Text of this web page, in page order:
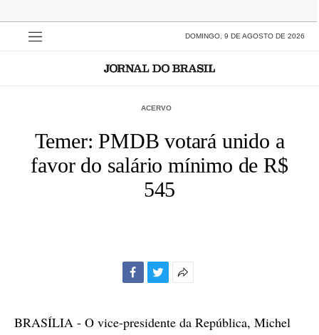
DOMINGO, 9 DE AGOSTO DE 2026
ACERVO
Temer: PMDB votará unido a
favor do salário mínimo de R$
545
compartilhamento
BRASÍLIA - O vice-presidente da República, Michel